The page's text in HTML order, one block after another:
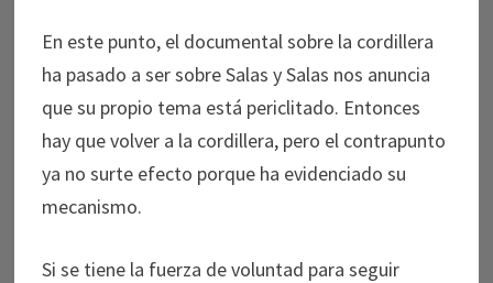
En este punto, el documental sobre la cordillera
ha pasado a ser sobre Salas y Salas nos anuncia
que su propio tema está periclitado. Entonces
hay que volver a la cordillera, pero el contrapunto
ya no surte efecto porque ha evidenciado su
mecanismo.
Si se tiene la fuerza de voluntad para seguir